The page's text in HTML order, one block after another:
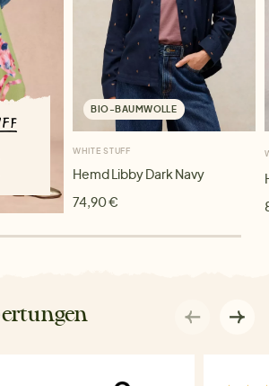
BIO-BAUMWOLLE
WHITE STUFF
Hemd Libby Dark Navy
74,90 €